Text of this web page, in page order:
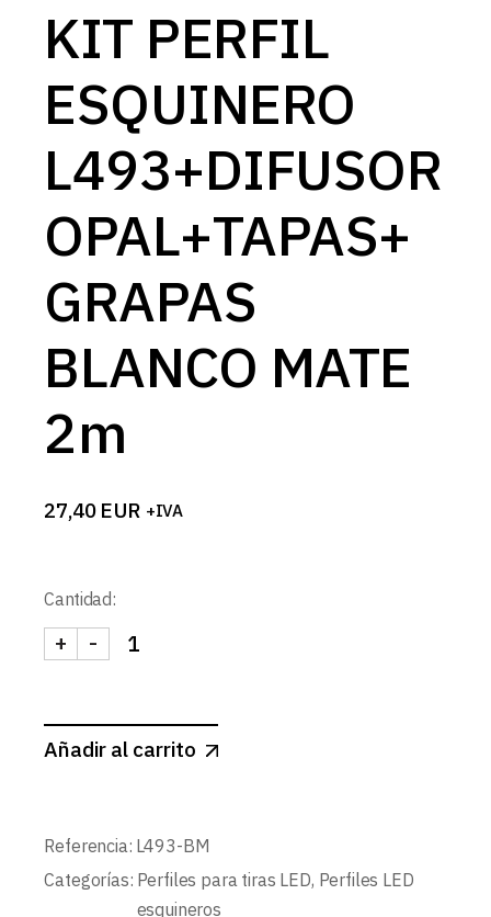
KIT PERFIL
ESQUINERO
L493+DIFUSOR
OPAL+TAPAS+
GRAPAS
BLANCO MATE
2m
27,40 EUR +IVA
Cantidad:
KIT PERFIL ESQUINERO L493+DIFUSOR
-
+
Añadir al carrito
Referencia: L493-BM
Categorías: Perfiles para tiras LED, Perfiles LED
esquineros